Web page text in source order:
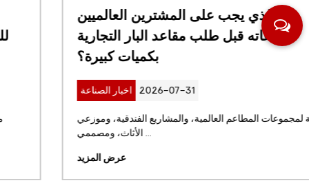
ما الذي يجب على المشترين العالميين
مراعاته قبل طلب مقاعد البار التجارية
بكميات كبيرة؟
2026-07-31
بالنسبة لمجموعات المطاعم العالمية، والمشاريع الفندقية، وموزعي
الأثاث، ومصممي ...